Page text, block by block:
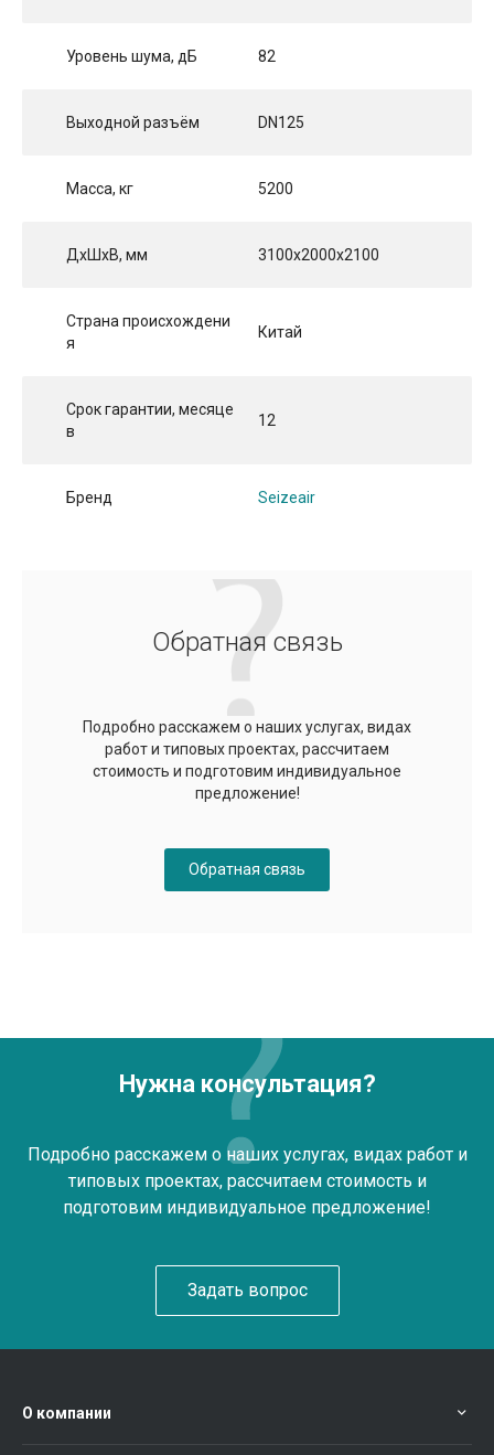
Уровень шума, дБ 82
Выходной разъём DN125
Масса, кг 5200
ДхШхВ, мм 3100x2000x2100
Страна происхождени
я
Китай
Срок гарантии, месяце
в
12
Бренд Seizeair
Обратная связь
Подробно расскажем о наших услугах, видах
работ и типовых проектах, рассчитаем
стоимость и подготовим индивидуальное
предложение!
Обратная связь
Нужна консультация?
Подробно расскажем о наших услугах, видах работ и
типовых проектах, рассчитаем стоимость и
подготовим индивидуальное предложение!
Задать вопрос
О компании